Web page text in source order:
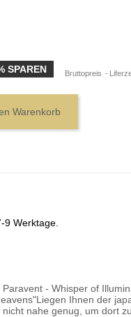
SPAREN Bruttopreis
Warenkorb
9 Werktage.
- Whisper of
Ihnen der
nahe genug, um dort zu